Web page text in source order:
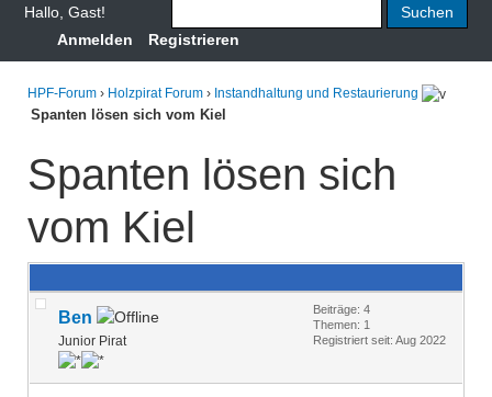
Hallo, Gast!
Anmelden
Registrieren
HPF-Forum › Holzpirat Forum › Instandhaltung und Restaurierung
Spanten lösen sich vom Kiel
Spanten lösen sich
vom Kiel
Ben
Junior Pirat
Beiträge: 4
Themen: 1
Registriert seit: Aug 2022